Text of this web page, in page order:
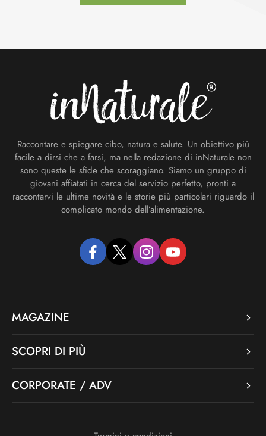
Raccontare e spiegare cibo, natura e salute. Un obiettivo più
facile a dirsi che a farsi, ma nella redazione di inNaturale non
sono queste le sfide che scoraggiano. Siamo un gruppo di
giovani affiatati in cerca del servizio perfetto, pronti a
raccontarvi le ultime novità e le storie più particolari riguardo il
complicato mondo dell’alimentazione.
facebooktwitter instagramyoutube
MAGAZINE
SCOPRI DI PIÙ
CORPORATE / ADV